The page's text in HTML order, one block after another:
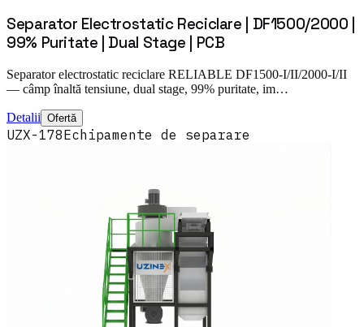
Separator Electrostatic Reciclare | DF1500/2000 |
99% Puritate | Dual Stage | PCB
Separator electrostatic reciclare RELIABLE DF1500-I/II/2000-I/II
— câmp înaltă tensiune, dual stage, 99% puritate, im…
Detalii Ofertă
UZX-178Echipamente de separare